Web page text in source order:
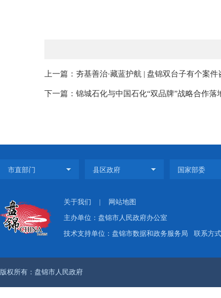
上一篇：夯基善治·藏蓝护航 | 盘锦双台子有个案
下一篇：锦城石化与中国石化“双品牌”战略合作落
关于我们 网站地图
主办单位：盘锦市人民政府办公室
技术支持单位：盘锦市数据和政务服务局 联系方
版权所有：盘锦市人民政府